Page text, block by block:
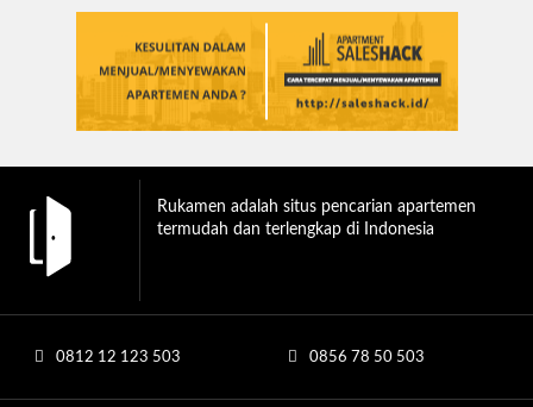
Rukamen adalah situs pencarian apartemen
termudah dan terlengkap di Indonesia
0812 12 123 503 0856 78 50 503